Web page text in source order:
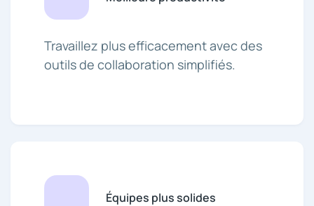
Travaillez plus efficacement avec des
outils de collaboration simplifiés.
Équipes plus solides